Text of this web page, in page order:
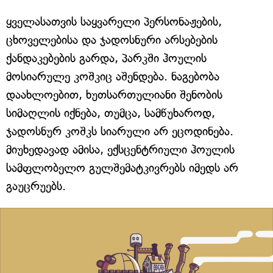
ყველასათვის საყვარელი პერსონაჟების,
ცხოველებისა და ჯადოსნური არსებების
ქანდაკებების გარდა, პარკში ჰოულის
მოსიარულე კოშკიც აშენდება. ნაგებობა
დაახლოებით, ხუთსართულიანი შენობის
სიმაღლის იქნება, თუმცა, სამწუხაროდ,
ჯადოსნურ კოშკს სიარული არ ეცოდინება.
მიუხედავად ამისა, ექსცენტრიული ჰოულის
სამფლობელო გულშემატკივრებს იმედს არ
გაუცრუებს.